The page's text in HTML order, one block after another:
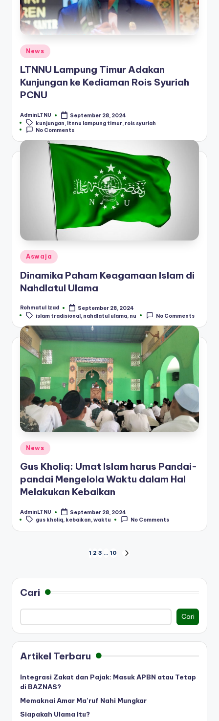
Posted
in
News
LTNNU Lampung Timur Adakan
Kunjungan ke Kediaman Rois Syuriah
PCNU
Posted
by
AdminLTNU
September 28, 2024
Tags:kunjungan ltnnu lampung timur rois syuriah
No Comments
Posted
in
Aswaja
Dinamika Paham Keagamaan Islam di
Nahdlatul Ulama
Posted
by
Rohmatul Izad September 28, 2024
Tags:
islam tradisional, nahdlatul ulama, nu No Comments
Posted
in
News
Gus Kholiq: Umat Islam harus Pandai-
pandai Mengelola Waktu dalam Hal
Melakukan Kebaikan
Posted
by
AdminLTNU September 28, 2024
Tags:
gus kholiq, kebaikan,waktu No Comments
pos
1 2 3 … 10
Cari
Cari
Artikel Terbaru
Integrasi Zakat dan Pajak: Masuk APBN atau Tetap
di BAZNAS?
Memaknai Amar Ma’ruf Nahi Mungkar
Siapakah Ulama Itu?